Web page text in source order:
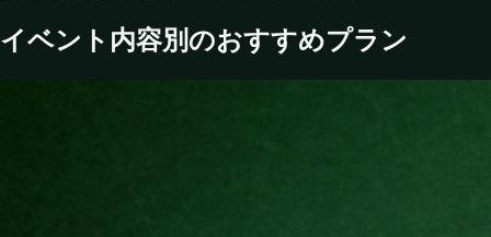
イベント内容別のおすすめプラン